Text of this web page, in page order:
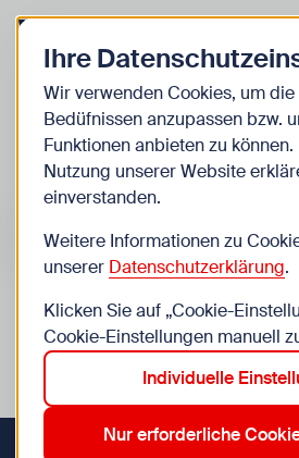
Zurück zur Startseite
Kinder
Suche im Bereich “Kinder”
Suchen
Veranstaltungen in Wien im
Aktive Filter: 22. Donaustadt
4.
Zurücksetzen
Ihre
Wir verwenden Cookies, um
Bedüfnissen anzupassen bzw.
Funktionen anbieten zu
Nutzung unserer Website
einverstanden.
Weitere Informationen zu
unserer Datenschutzerklärung.
Klicken Sie auf „Cookie-
Cookie-Einstellungen manuell
Individuelle
Nur erforderliche